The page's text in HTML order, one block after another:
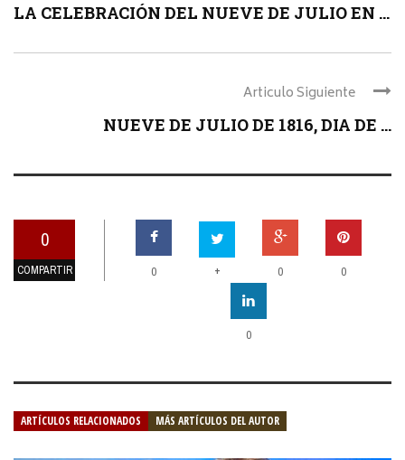
LA CELEBRACIÓN DEL NUEVE DE JULIO EN ...
Articulo Siguiente
NUEVE DE JULIO DE 1816, DIA DE ...
0
COMPARTIR 0 + 0 0
0
ARTÍCULOS RELACIONADOS MÁS ARTÍCULOS DEL AUTOR